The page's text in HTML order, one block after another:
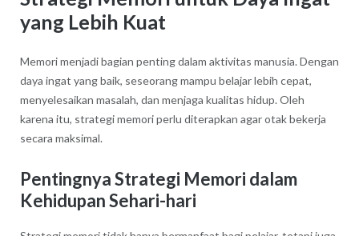
yang Lebih Kuat
Memori menjadi bagian penting dalam aktivitas manusia. Dengan
daya ingat yang baik, seseorang mampu belajar lebih cepat,
menyelesaikan masalah, dan menjaga kualitas hidup. Oleh
karena itu, strategi memori perlu diterapkan agar otak bekerja
secara maksimal.
Pentingnya Strategi Memori dalam
Kehidupan Sehari-hari